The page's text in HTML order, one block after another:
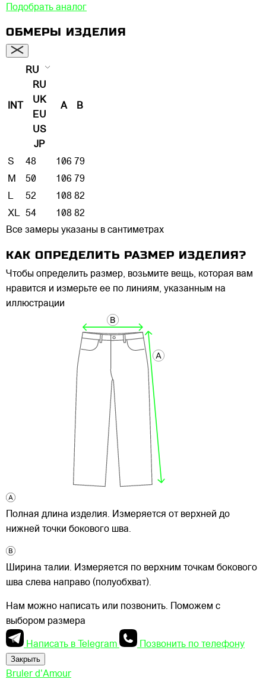
Подобрать аналог
ОБМЕРЫ ИЗДЕЛИЯ
INT
RU
RU
UK
EU
US
JP
A B
S 48 106 79
M
50 106 79
L
52 108 82
XL 54 108 82
Все замеры указаны в сантиметрах
КАК ОПРЕДЕЛИТЬ РАЗМЕР ИЗДЕЛИЯ?
Чтобы определить размер, возьмите вещь, которая вам
нравится и измерьте ее по линиям, указанным на
иллюстрации
Полная длина изделия. Измеряется от верхней до
нижней точки бокового шва.
Ширина талии. Измеряется по верхним точкам бокового
шва слева направо (полуобхват).
Нам можно написать или позвонить. Поможем с
выбором размера
Написать в Telegram Позвонить по телефону
Закрыть
Bruler d'Amour